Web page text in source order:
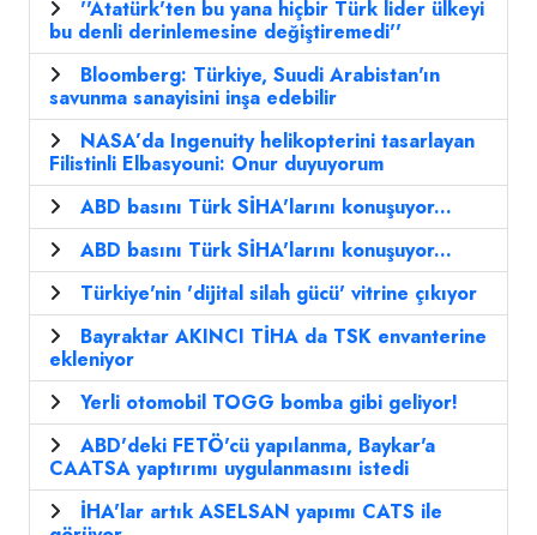
''Atatürk'ten bu yana hiçbir Türk lider ülkeyi
bu denli derinlemesine değiştiremedi''
Bloomberg: Türkiye, Suudi Arabistan'ın
savunma sanayisini inşa edebilir
NASA’da Ingenuity helikopterini tasarlayan
Filistinli Elbasyouni: Onur duyuyorum
ABD basını Türk SİHA'larını konuşuyor...
ABD basını Türk SİHA'larını konuşuyor...
Türkiye'nin 'dijital silah gücü' vitrine çıkıyor
Bayraktar AKINCI TİHA da TSK envanterine
ekleniyor
Yerli otomobil TOGG bomba gibi geliyor!
ABD'deki FETÖ'cü yapılanma, Baykar'a
CAATSA yaptırımı uygulanmasını istedi
İHA'lar artık ASELSAN yapımı CATS ile